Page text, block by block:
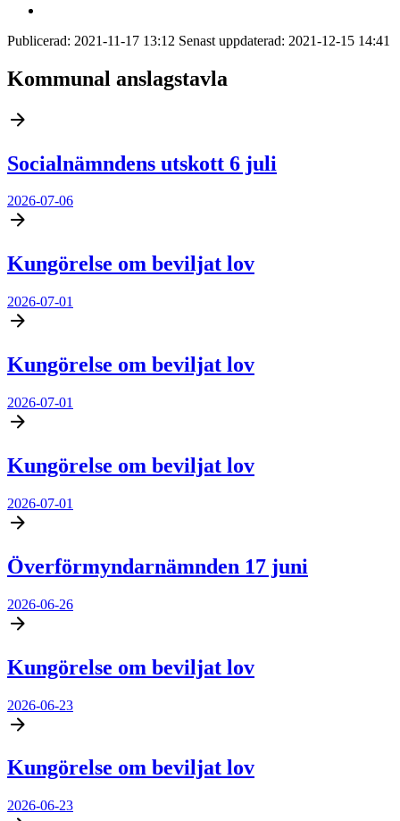
Publicerad: 2021-11-17 13:12 Senast uppdaterad: 2021-12-15 14:41
Kommunal anslagstavla
Socialnämndens utskott 6 juli
2026-07-06
Kungörelse om beviljat lov
2026-07-01
Kungörelse om beviljat lov
2026-07-01
Kungörelse om beviljat lov
2026-07-01
Överförmyndarnämnden 17 juni
2026-06-26
Kungörelse om beviljat lov
2026-06-23
Kungörelse om beviljat lov
2026-06-23